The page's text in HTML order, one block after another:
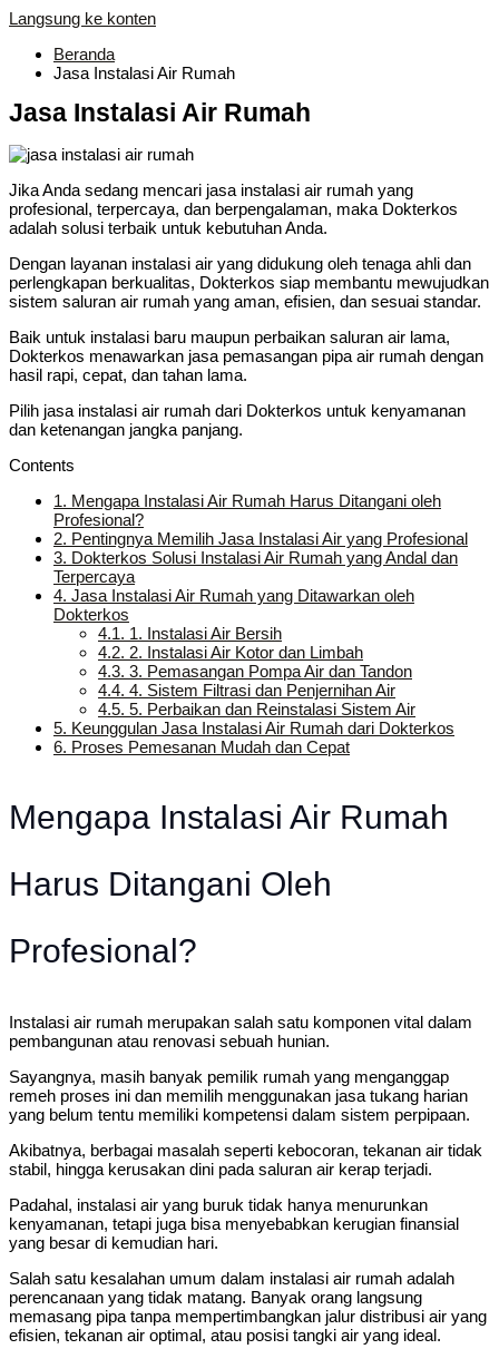
Langsung ke konten
Beranda
Jasa Instalasi Air Rumah
Jasa Instalasi Air Rumah
Jika Anda sedang mencari jasa instalasi air rumah yang
profesional, terpercaya, dan berpengalaman, maka Dokterkos
adalah solusi terbaik untuk kebutuhan Anda.
Dengan layanan instalasi air yang didukung oleh tenaga ahli dan
perlengkapan berkualitas, Dokterkos siap membantu mewujudkan
sistem saluran air rumah yang aman, efisien, dan sesuai standar.
Baik untuk instalasi baru maupun perbaikan saluran air lama,
Dokterkos menawarkan jasa pemasangan pipa air rumah dengan
hasil rapi, cepat, dan tahan lama.
Pilih jasa instalasi air rumah dari Dokterkos untuk kenyamanan
dan ketenangan jangka panjang.
Contents
1. Mengapa Instalasi Air Rumah Harus Ditangani oleh
Profesional?
2. Pentingnya Memilih Jasa Instalasi Air yang Profesional
3. Dokterkos Solusi Instalasi Air Rumah yang Andal dan
Terpercaya
4. Jasa Instalasi Air Rumah yang Ditawarkan oleh
Dokterkos
4.1. 1. Instalasi Air Bersih
4.2. 2. Instalasi Air Kotor dan Limbah
4.3. 3. Pemasangan Pompa Air dan Tandon
4.4. 4. Sistem Filtrasi dan Penjernihan Air
4.5. 5. Perbaikan dan Reinstalasi Sistem Air
5. Keunggulan Jasa Instalasi Air Rumah dari Dokterkos
6. Proses Pemesanan Mudah dan Cepat
Mengapa Instalasi Air Rumah
Harus Ditangani Oleh
Profesional?
Instalasi air rumah merupakan salah satu komponen vital dalam
pembangunan atau renovasi sebuah hunian.
Sayangnya, masih banyak pemilik rumah yang menganggap
remeh proses ini dan memilih menggunakan jasa tukang harian
yang belum tentu memiliki kompetensi dalam sistem perpipaan.
Akibatnya, berbagai masalah seperti kebocoran, tekanan air tidak
stabil, hingga kerusakan dini pada saluran air kerap terjadi.
Padahal, instalasi air yang buruk tidak hanya menurunkan
kenyamanan, tetapi juga bisa menyebabkan kerugian finansial
yang besar di kemudian hari.
Salah satu kesalahan umum dalam instalasi air rumah adalah
perencanaan yang tidak matang. Banyak orang langsung
memasang pipa tanpa mempertimbangkan jalur distribusi air yang
efisien, tekanan air optimal, atau posisi tangki air yang ideal.